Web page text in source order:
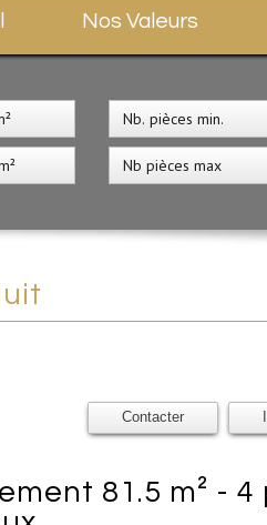
Nos Valeurs
Contacter